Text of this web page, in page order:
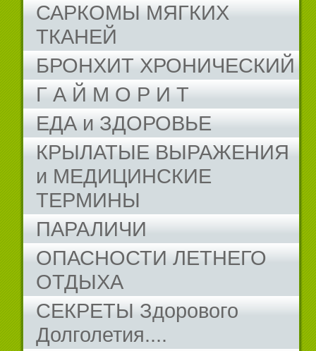
САРКОМЫ МЯГКИХ
ТКАНЕЙ
БРОНХИТ ХРОНИЧЕСКИЙ
Г А Й М О Р И Т
ЕДА и ЗДОРОВЬЕ
КРЫЛАТЫЕ ВЫРАЖЕНИЯ
и МЕДИЦИНСКИЕ
ТЕРМИНЫ
ПАРАЛИЧИ
ОПАСНОСТИ ЛЕТНЕГО
ОТДЫХА
СЕКРЕТЫ Здорового
Долголетия....